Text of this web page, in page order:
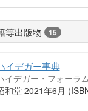
等出版物 15
イデガー事典
イデガー・フォーラ
和堂 2021年6月